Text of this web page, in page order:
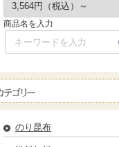
商品名を入力
のり昆布